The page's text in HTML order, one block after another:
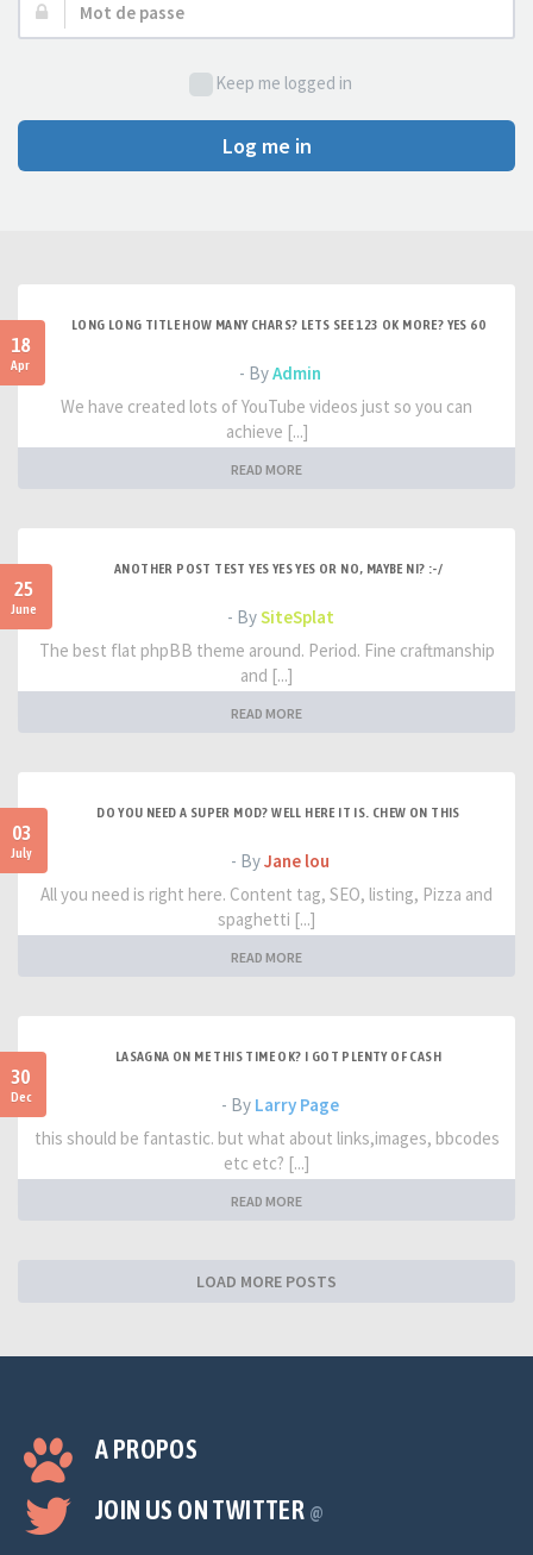
Mot
de
Keep me logged in
Log me in
18
Apr
LONG LONG TITLE HOW MANY CHARS? LETS SEE 123 OK MORE? YES 60
- ByAdmin
We have created lots of YouTube videos just so you can
achieve [...]
READ MORE
25
June
ANOTHER POST TEST YES YES YES OR NO, MAYBE NI? :-/
- BySiteSplat
The best flat phpBB theme around. Period. Fine craftmanship
and [...]
READ MORE
03
July
DO YOU NEED A SUPER MOD? WELL HERE IT IS. CHEW ON THIS
- ByJane lou
All you need is right here. Content tag, SEO, listing, Pizza and
spaghetti [...]
READ MORE
30
Dec
LASAGNA ON ME THIS TIME OK? I GOT PLENTY OF CASH
- By Larry Page
this should be fantastic. but what about links,images, bbcodes
etc etc? [...]
READ MORE
LOAD MORE POSTS
A PROPOS
JOIN US ON TWITTER @